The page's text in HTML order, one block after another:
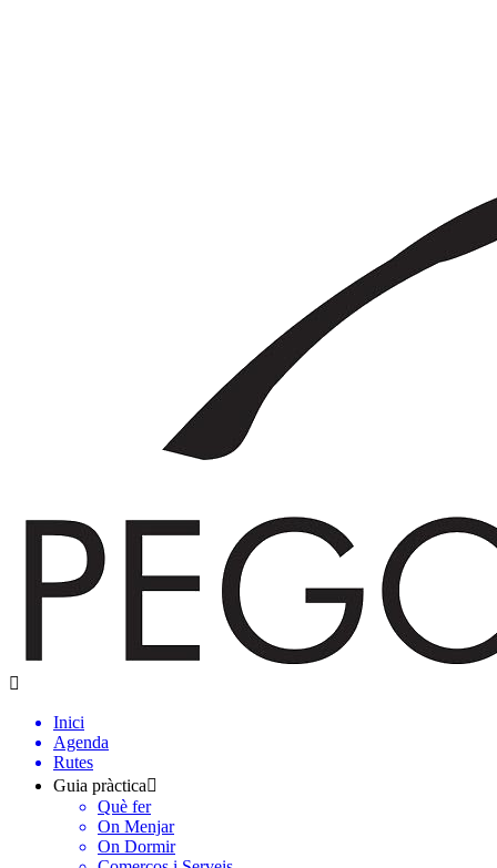
Inici
Agenda
Rutes
Guia pràctica
Què fer
On Menjar
On Dormir